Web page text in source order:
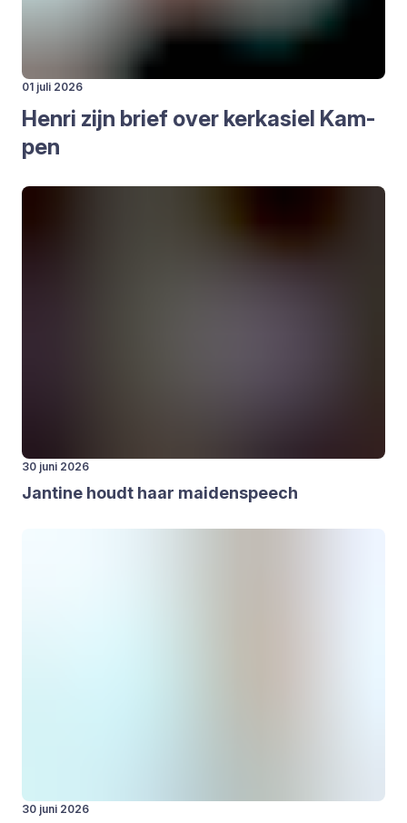
01 juli 2026
Hen­ri zijn brief over kerk­asiel Kam­
pen
30 juni 2026
Jan­ti­ne houdt haar mai­den­speech
30 juni 2026